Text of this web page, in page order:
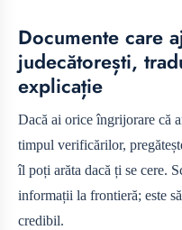
Documente care
judecătorești,
explicație
Dacă ai orice îngrijorare că
timpul verificărilor,
îl poți arăta dacă ți se cere.
informații la frontieră; este
credibil.